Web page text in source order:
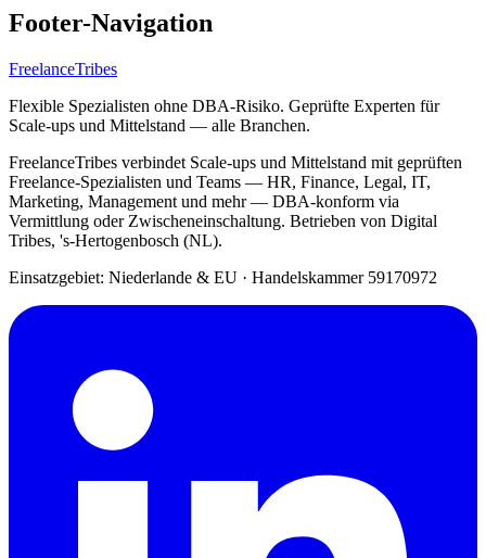
Footer-Navigation
FreelanceTribes
Flexible Spezialisten ohne DBA-Risiko. Geprüfte Experten für
Scale-ups und Mittelstand — alle Branchen.
FreelanceTribes verbindet Scale-ups und Mittelstand mit geprüften
Freelance-Spezialisten und Teams — HR, Finance, Legal, IT,
Marketing, Management und mehr — DBA-konform via
Vermittlung oder Zwischeneinschaltung. Betrieben von Digital
Tribes, 's-Hertogenbosch (NL).
Einsatzgebiet: Niederlande & EU · Handelskammer 59170972